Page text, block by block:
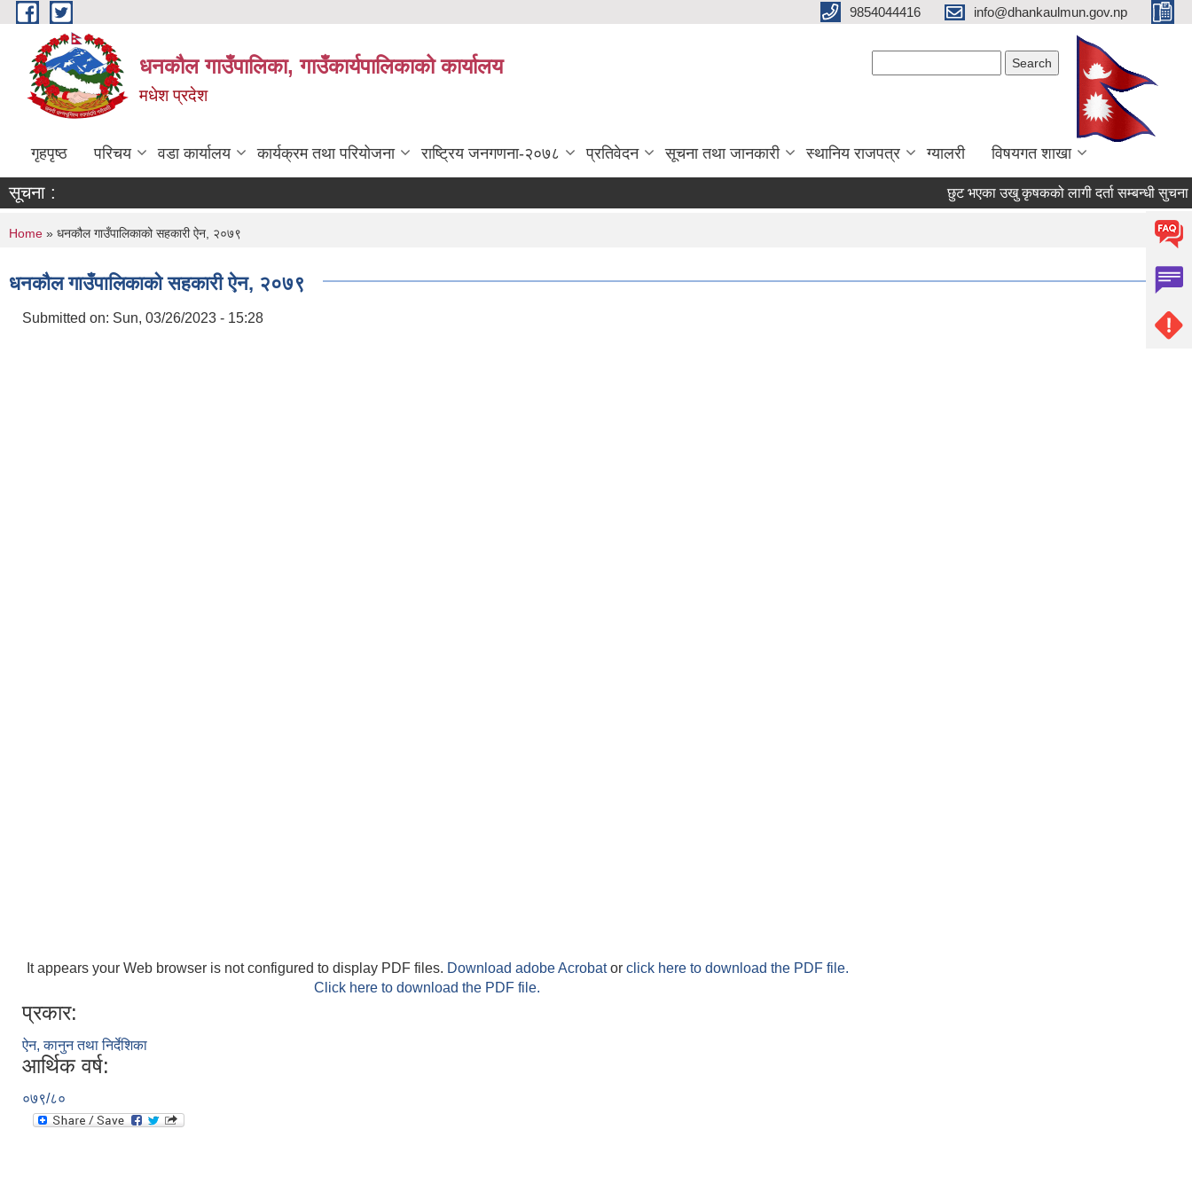
Skip to main content 9854044416 info@dhankaulmun.gov.np
धनकौल गाउँपालिका, गाउँकार्यपालिकाको कार्यालय
मधेश प्रदेश
गृहपृष्ठ परिचय वडा कार्यालय कार्यक्रम तथा परियोजना राष्ट्रिय जनगणना-२०७८ प्रतिवेदन सूचना तथा जानकारी स्थानिय राजपत्र ग्यालरी विषयगत शाखा
सूचना : छुट भएका उखु कृषकको लागी दर्ता सम्बन्धी सुचना
You are here
Home » धनकौल गाउँपालिकाको सहकारी ऐन, २०७९
धनकौल गाउँपालिकाको सहकारी ऐन, २०७९
Submitted on: Sun, 03/26/2023 - 15:28
It appears your Web browser is not configured to display PDF files. Download adobe Acrobator click here to download the PDF file.
Click here to download the PDF file.
प्रकार:
ऐन, कानुन तथा निर्देशिका
आर्थिक वर्ष:
०७९/८०